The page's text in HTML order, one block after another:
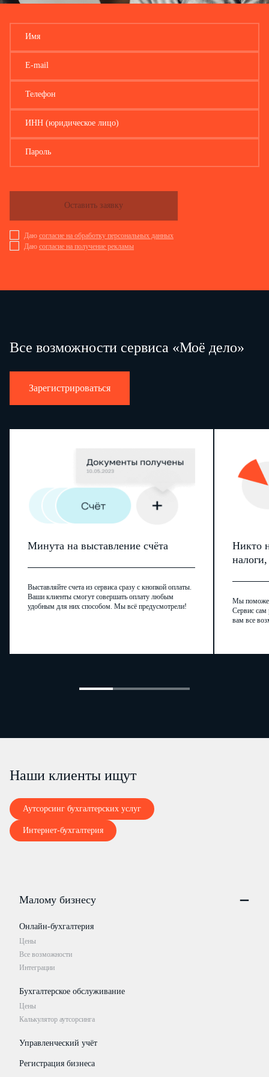
Имя
E-mail
Телефон
ИНН (юридическое лицо)
Пароль
Даю согласие на обработку персональных данных
Даю согласие на получение рекламы
Оставить заявку
Все возможности сервиса «Моё дело»
Зарегистрироваться
Минута на выставление счёта
Выставляйте счета из сервиса сразу с кнопкой оплаты.
Ваши клиенты смогут совершать оплату любым
удобным для них способом. Мы всё предусмотрели!
Никто
Мы
Сервис сам
вам все
Наши клиенты ищут
Аутсорсинг бухгалтерских услуг
Интернет-бухгалтерия
Малому бизнесу
Онлайн-бухгалтерия
Цены
Все возможности
Интеграции
Бухгалтерское обслуживание
Цены
Калькулятор аутсорсинга
Управленческий учёт
Регистрация бизнеса